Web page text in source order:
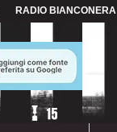
RADIO BIANCONERA